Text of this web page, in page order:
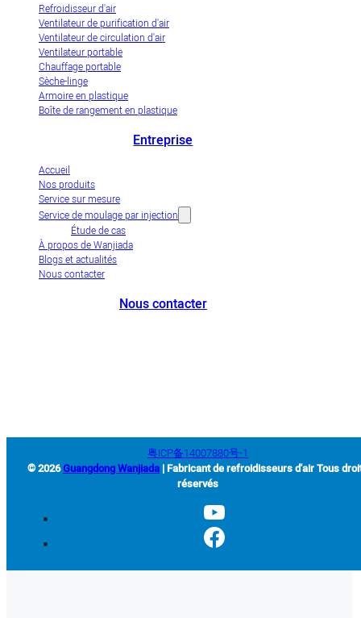
Refroidisseur d'air
Ventilateur de purification d'air
Ventilateur de circulation d'air
Ventilateur portable
Chauffage portable
Sèche-linge
Armoire en plastique
Boîte de rangement en plastique
Entreprise
Accueil
Nos produits
Service sur mesure
Service de moulage par injection
Étude de cas
À propos de Wanjiada
Blogs et actualités
Nous contacter
Nous contacter
粤ICP备14007880号-1
© 2026Guangdong Wanjiada | Fabricant de refroidisseurs d'air Tous
réservés